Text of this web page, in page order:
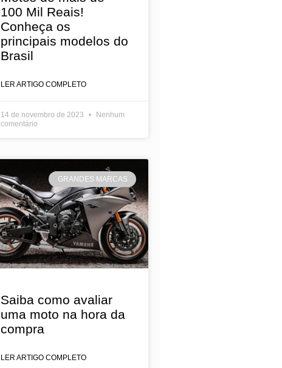
100 Mil Reais!
Conheça os
principais modelos do
Brasil
LER ARTIGO COMPLETO
14 de novembro de 2023
Nenhum
comentário
GRANDES MARCAS
Saiba como avaliar
uma moto na hora da
compra
LER ARTIGO COMPLETO